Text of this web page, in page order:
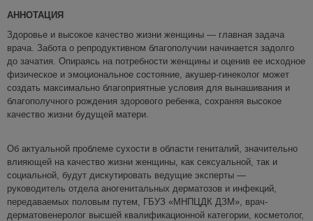
АННОТАЦИЯ
Здоровье и высокое качество жизни женщины — главная задача
врача. Забота о репродуктивном благополучии начинается задолго
до зачатия. Опираясь на потребности женщины и оценив ее исходное
физическое и эмоциональное состояние, акушер-гинеколог может
создать максимально благоприятные условия для вынашивания и
благополучного рождения здорового ребенка, сохраняя высокое
качество жизни будущей матери.
Об актуальной проблеме сухости в области гениталий, значительно
влияющей на качество жизни женщины, как сексуальной, так и
социальной, будут дискутировать ведущие эксперты —
руководитель отдела аногенитальных дерматозов и инфекций,
передаваемых половым путем, ГБУЗ «МНПЦДК ДЗМ», врач-
дерматовенеролог высшей квалификационной категории, косметолог,